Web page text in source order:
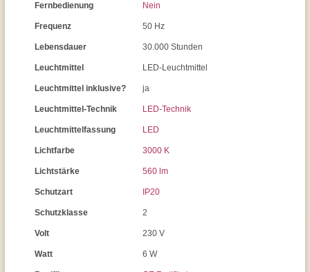
Fernbedienung Nein
Frequenz 50 Hz
Lebensdauer 30.000 Stunden
Leuchtmittel LED-Leuchtmittel
Leuchtmittel inklusive? ja
Leuchtmittel-Technik LED-Technik
Leuchtmittelfassung LED
Lichtfarbe 3000 K
Lichtstärke 560 lm
Schutzart IP20
Schutzklasse 2
Volt 230 V
Watt 6 W